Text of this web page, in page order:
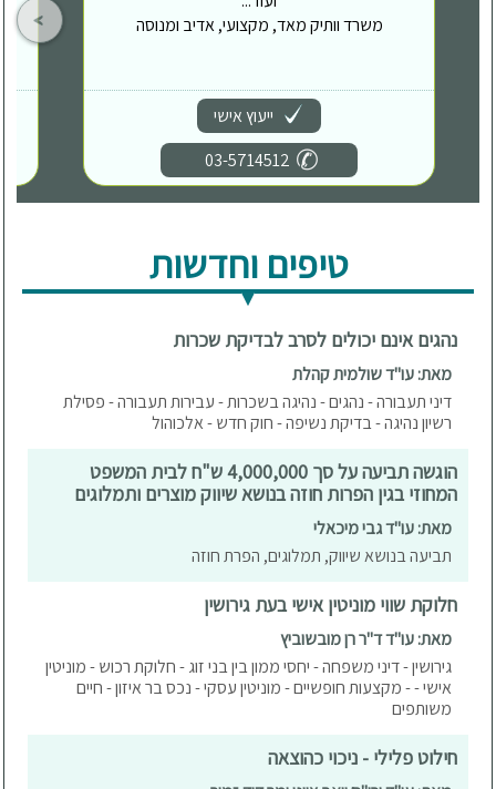
משרד וותיק מאד, מקצועי, אדיב ומנוסה
ייעוץ אישי
03-5714512
טיפים וחדשות
נהגים אינם יכולים לסרב לבדיקת שכרות
מאת: עו"ד שולמית קהלת
דיני תעבורה - נהגים - נהיגה בשכרות - עבירות תעבורה - פסילת
רשיון נהיגה - בדיקת נשיפה - חוק חדש - אלכוהול
הוגשה תביעה על סך 4,000,000 ש"ח לבית המשפט
המחוזי בגין הפרות חוזה בנושא שיווק מוצרים ותמלוגים
מאת: עו"ד גבי מיכאלי
תביעה בנושא שיווק, תמלוגים, הפרת חוזה
חלוקת שווי מוניטין אישי בעת גירושין
מאת: עו"ד ד"ר רן מובשוביץ
גירושין - דיני משפחה - יחסי ממון בין בני זוג - חלוקת רכוש - מוניטין
אישי - - מקצעות חופשיים - מוניטין עסקי - נכס בר איזון - חיים
משותפים
חילוט פלילי - ניכוי כהוצאה